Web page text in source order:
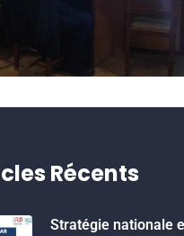
Récents
Stratégie nationale